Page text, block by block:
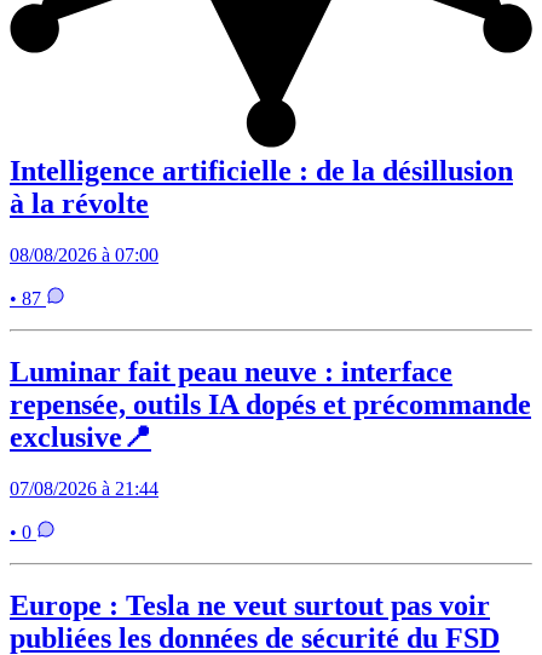
Intelligence artificielle : de la désillusion
à la révolte
08/08/2026 à 07:00
• 87
Luminar fait peau neuve : interface
repensée, outils IA dopés et précommande
exclusive📍
07/08/2026 à 21:44
• 0
Europe : Tesla ne veut surtout pas voir
publiées les données de sécurité du FSD